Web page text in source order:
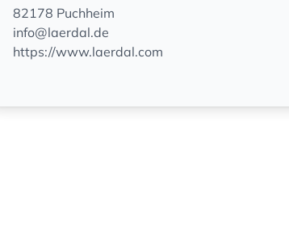
82178 Puchheim
info@laerdal.de
https://www.laerdal.com